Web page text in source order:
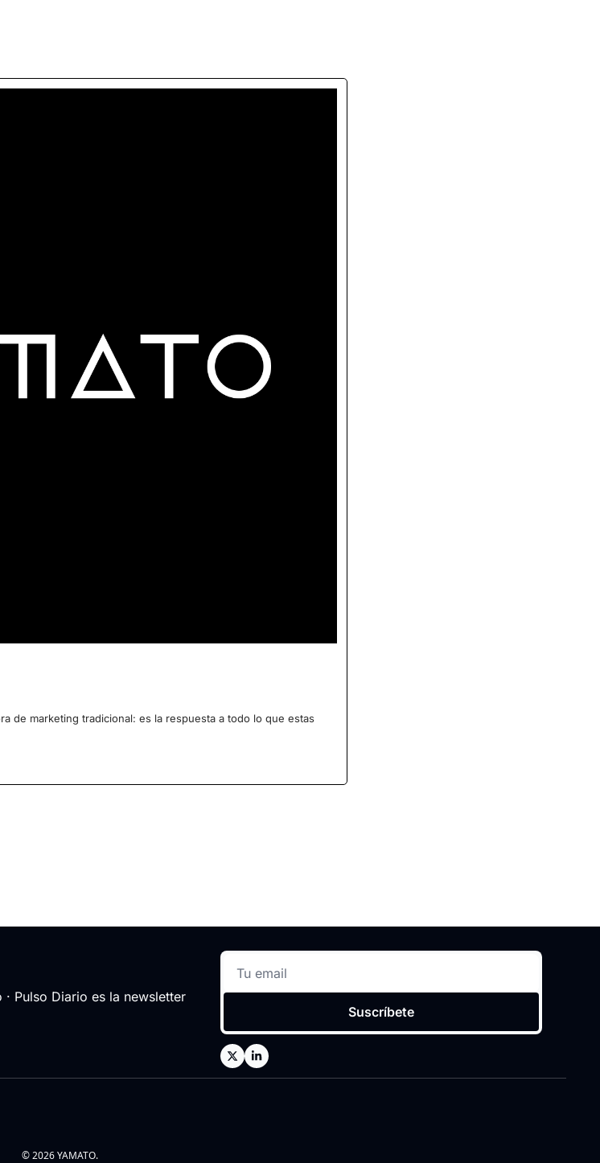
de marketing tradicional: es la respuesta a todo lo que estas
Pulso Diario es la newsletter
Suscríbete
© 2026 YAMATO.